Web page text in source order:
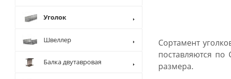
Сортамент
поставляются по
размера.
Уголок
Швеллер
Балка двутавровая